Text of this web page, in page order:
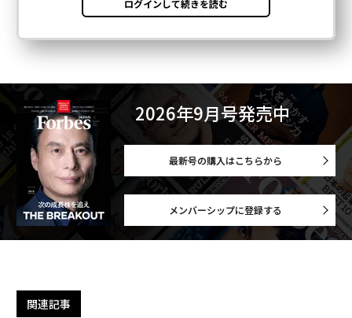
2026年9月号発売中
最新号の購入はこちらから
メンバーシップに登録する
関連記事